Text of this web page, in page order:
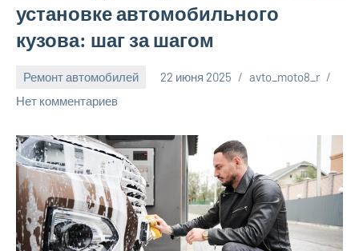
установке автомобильного
кузова: шаг за шагом
Ремонт автомобилей 22 июня 2025
avto_moto8_r
Нет комментариев